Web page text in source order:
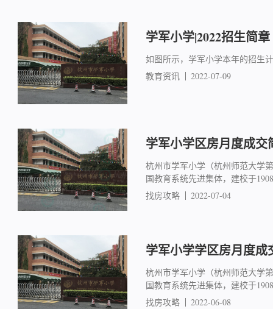
学军小学|2022招生简章
如图所示，学军小学本年的招生
教育资讯
2022-07-09
学军小学区房月度成
杭州市学军小学（杭州师范大学
国教育系统先进集体，建校于
找房攻略
2022-07-04
学军小学学区房月度
杭州市学军小学（杭州师范大学
国教育系统先进集体，建校于
找房攻略
2022-06-08